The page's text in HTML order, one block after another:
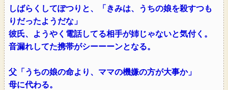
しばらくしてぽつりと、「きみは、うちの娘を殺すつも
りだったようだな」
彼氏、ようやく電話してる相手が姉じゃないと気付く。
音漏れしてた携帯がシーーーンとなる。
父「うちの娘の命より、ママの機嫌の方が大事か」
母に代わる。